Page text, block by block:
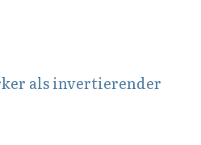
als invertierender